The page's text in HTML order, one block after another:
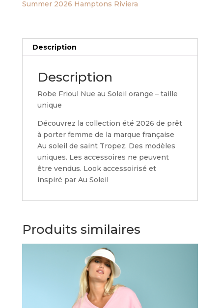
Summer 2026 Hamptons Riviera
Description
Description
Robe Frioul Nue au Soleil orange – taille
unique
Découvrez la collection été 2026 de prêt
à porter femme de la marque française
Au soleil de saint Tropez. Des modèles
uniques. Les accessoires ne peuvent
être vendus. Look accessoirisé et
inspiré par Au Soleil
Produits similaires